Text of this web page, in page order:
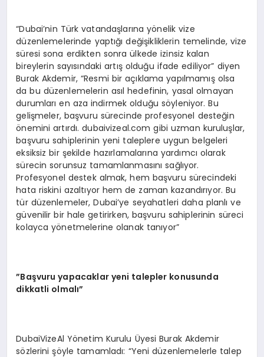
“Dubai’nin Türk vatandaşlarına yönelik vize
düzenlemelerinde yaptığı değişikliklerin temelinde, vize
süresi sona erdikten sonra ülkede izinsiz kalan
bireylerin sayısındaki artış olduğu ifade ediliyor” diyen
Burak Akdemir, “Resmi bir açıklama yapılmamış olsa
da bu düzenlemelerin asıl hedefinin, yasal olmayan
durumları en aza indirmek olduğu söyleniyor. Bu
gelişmeler, başvuru sürecinde profesyonel desteğin
önemini artırdı. dubaivizeal.com gibi uzman kuruluşlar,
başvuru sahiplerinin yeni taleplere uygun belgeleri
eksiksiz bir şekilde hazırlamalarına yardımcı olarak
sürecin sorunsuz tamamlanmasını sağlıyor.
Profesyonel destek almak, hem başvuru sürecindeki
hata riskini azaltıyor hem de zaman kazandırıyor. Bu
tür düzenlemeler, Dubai’ye seyahatleri daha planlı ve
güvenilir bir hale getirirken, başvuru sahiplerinin süreci
kolayca yönetmelerine olanak tanıyor”
”Başvuru yapacaklar yeni talepler konusunda
dikkatli olmalı”
DubaiVizeAl Yönetim Kurulu Üyesi Burak Akdemir
sözlerini şöyle tamamladı: “Yeni düzenlemelerle talep